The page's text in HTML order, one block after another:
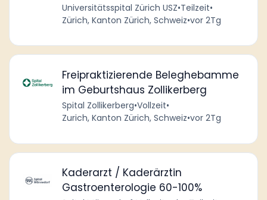
Universitätsspital Zürich USZ•Teilzeit•
Zürich, Kanton Zürich, Schweiz•vor 2Tg
Freipraktizierende Beleghebamme
im Geburtshaus Zollikerberg
Spital Zollikerberg•Vollzeit•
Zurich, Kanton Zürich, Schweiz•vor 2Tg
Kaderarzt / Kaderärztin
Gastroenterologie 60-100%